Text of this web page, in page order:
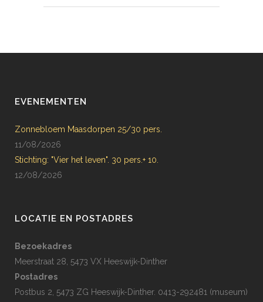
EVENEMENTEN
Zonnebloem Maasdorpen 25/30 pers.
11/08/2026
Stichting: "Vier het leven". 30 pers.+ 10.
12/08/2026
LOCATIE EN POSTADRES
Bezoekadres
Meerstraat 28, 5473 VX Heeswijk-Dinther
Postadres
Postbus 2, 5473 ZG Heeswijk-Dinther. 0413-292481 (museum)